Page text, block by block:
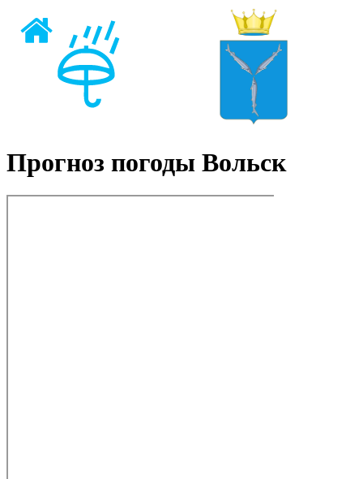
Прогноз погоды Вольск